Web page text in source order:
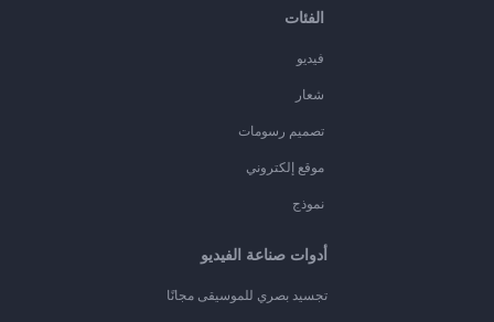
الفئات
فيديو
شعار
تصميم رسومات
موقع إلكتروني
نموذج
أدوات صناعة الفيديو
تجسيد بصري للموسيقى مجانًا